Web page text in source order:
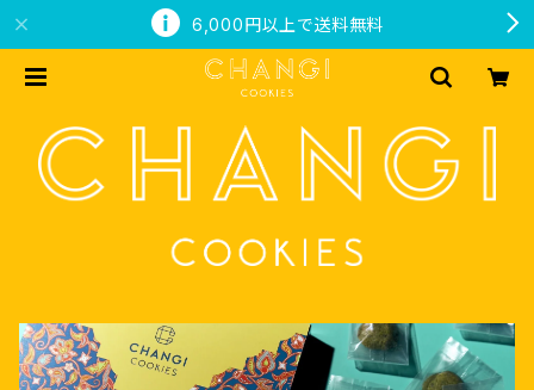
6,000円以上で送料無料